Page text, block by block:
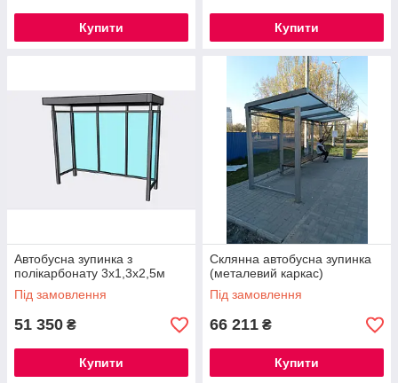
Купити Купити
Автобусна зупинка з
полікарбонату 3х1,3х2,5м
Під замовлення
51 350 ₴
Купити
Склянна автобусна зупинка
(металевий каркас)
Під замовлення
66 211 ₴
Купити